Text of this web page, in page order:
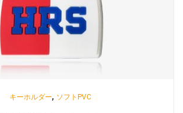
キーホルダー, ソフトPVC